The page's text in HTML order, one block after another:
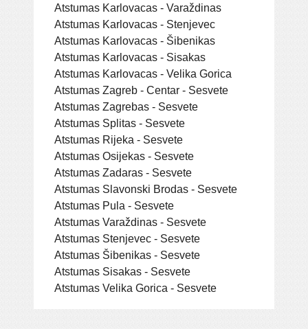
Atstumas Karlovacas - Varaždinas
Atstumas Karlovacas - Stenjevec
Atstumas Karlovacas - Šibenikas
Atstumas Karlovacas - Sisakas
Atstumas Karlovacas - Velika Gorica
Atstumas Zagreb - Centar - Sesvete
Atstumas Zagrebas - Sesvete
Atstumas Splitas - Sesvete
Atstumas Rijeka - Sesvete
Atstumas Osijekas - Sesvete
Atstumas Zadaras - Sesvete
Atstumas Slavonski Brodas - Sesvete
Atstumas Pula - Sesvete
Atstumas Varaždinas - Sesvete
Atstumas Stenjevec - Sesvete
Atstumas Šibenikas - Sesvete
Atstumas Sisakas - Sesvete
Atstumas Velika Gorica - Sesvete